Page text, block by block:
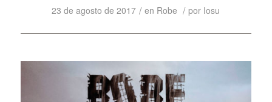
23 de agosto de 2017 / en Robe / por Iosu